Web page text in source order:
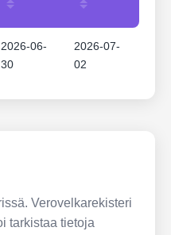
2026-06-
30
2026-07-
02
Verovelkarekisteri
tarkistaa tietoja